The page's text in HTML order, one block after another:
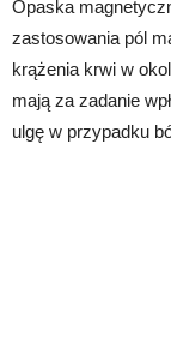
Opaska
zastosowania pól
krążenia krwi w
mają za zadanie
ulgę w przypadku